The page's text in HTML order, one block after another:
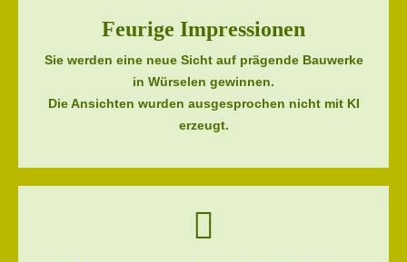
Feurige Impressionen
Sie werden eine neue Sicht auf prägende Bauwerke
in Würselen gewinnen.
Die Ansichten wurden ausgesprochen nicht mit KI
erzeugt.